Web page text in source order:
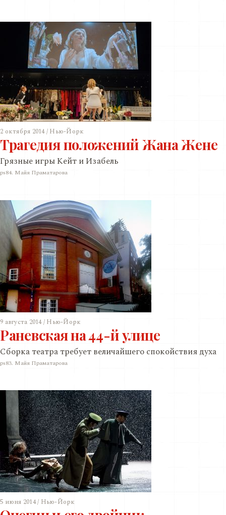
2 октября 2014 / Нью-Йорк
Трагедия положений Жана Жене
Грязные игры Кейт и Изабель
ps84. Майя Праматарова
9 августа 2014 / Нью-Йорк
Раневская на 44-й улице
Сборка театра требует величайшего спокойствия духа
ps83. Майя Праматарова
5 июня 2014 / Нью-Йорк